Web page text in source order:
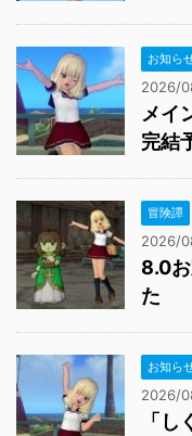
お知ら
2026/
メイ
完結
冒険譚
2026/
8.0
た
お知ら
2026/
「